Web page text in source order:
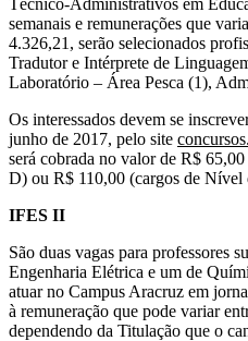
Técnico-Administrativos em
semanais e remunerações que
4.326,21, serão selecionados
Tradutor e Intérprete de
Laboratório – Área Pesca (1),
Os interessados devem se
junho de 2017, pelo site
será cobrada no valor de R$
D) ou R$ 110,00 (cargos de Nível
IFES II
São duas vagas para professores
Engenharia Elétrica e um de
atuar no Campus Aracruz em
à remuneração que pode variar
dependendo da Titulação que o